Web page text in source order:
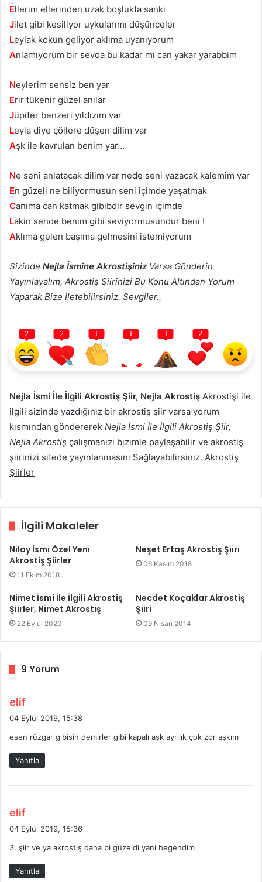
Ellerim ellerinden uzak boşlukta sanki
Jilet gibi kesiliyor uykularımı düşünceler
Leylak kokun geliyor aklıma uyanıyorum
Anlamıyorum bir sevda bu kadar mı can yakar yarabbim
Neylerim sensiz ben yar
Erir tükenir güzel anılar
Jüpiter benzeri yıldızım var
Leyla diye çöllere düşen dilim var
Aşk ile kavrulan benim yar…
Ne seni anlatacak dilim var nede seni yazacak kalemim var
En güzeli ne biliyormusun seni içimde yaşatmak
Canıma can katmak gibibdir sevgin içimde
Lakin sende benim gibi seviyormusundur beni !
Aklıma gelen başıma gelmesini istemiyorum
Sizinde Nejla İsmine Akrostişiniz Varsa Gönderin
Yayınlayalım, Akrostiş Şiirinizi Bu Konu Altından Yorum
Yaparak Bize İletebilirsiniz. Sevgiler..
2 2 1 1 1 2
Nejla İsmi İle İlgili Akrostiş Şiir, Nejla Akrostiş Akrostişi ile
ilgili sizinde yazdığınız bir akrostiş şiir varsa yorum
kısmından göndererek Nejla İsmi İle İlgili Akrostiş Şiir,
Nejla Akrostiş çalışmanızı bizimle paylaşabilir ve akrostiş
şiirinizi sitede yayınlanmasını Sağlayabilirsiniz. Akrostiş
Şiirler
İlgili Makaleler
Nilay İsmi Özel Yeni
Akrostiş Şiirler
11 Ekim 2018
Neşet Ertaş Akrostiş Şiiri
06 Kasım 2018
Nimet İsmi İle İlgili Akrostiş
Şiirler, Nimet Akrostiş
22 Eylül 2020
Necdet Koçaklar Akrostiş
Şiiri
09 Nisan 2014
9 Yorum
elif
i
k
i
04 Eylül 2019, 15:38
esen rüzgar gibisin demirler gibi kapalı aşk ayrılık çok zor aşkım
Yanıtla
elif
i
k
i
04 Eylül 2019, 15:36
3. şiir ve ya akrostiş daha bi güzeldi yani begendim
Yanıtla